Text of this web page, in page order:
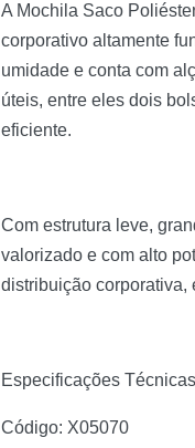
A Mochila Saco
corporativo altamente
umidade e conta com
úteis, entre eles dois
eficiente.
Com estrutura leve,
valorizado e com alto
distribuição corporativa,
Especificações Técnicas
Código: X05070